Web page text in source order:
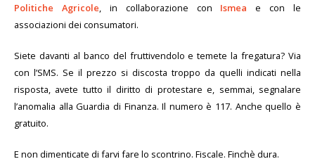
Politiche Agricole, in collaborazione con Ismea e con le
associazioni dei consumatori.
Siete davanti al banco del fruttivendolo e temete la fregatura? Via
con l’SMS. Se il prezzo si discosta troppo da quelli indicati nella
risposta, avete tutto il diritto di protestare e, semmai, segnalare
l’anomalia alla Guardia di Finanza. Il numero è 117. Anche quello è
gratuito.
E non dimenticate di farvi fare lo scontrino. Fiscale. Finchè dura.